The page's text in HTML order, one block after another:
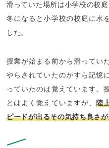
滑っていた場所は小学校の校庭
冬になると小学校の校庭に水
した。
授業が始まる前から滑ってい
やらされていたのかすら記憶
っていたのは覚えています。
とはよく覚えていますが、陸
ピードが出るその気持ち良さ